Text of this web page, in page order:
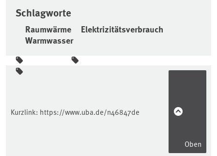
Schlagworte
Raumwärme
Elektrizitätsverbrauch
Warmwasser
Seitenleiste
Kurzlink: https://www.uba.de/n46847de
Oben